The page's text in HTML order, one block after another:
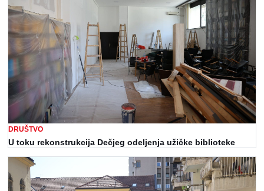
DRUŠTVO
U toku rekonstrukcija Dečjeg odeljenja užičke biblioteke